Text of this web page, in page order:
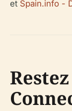
et Spain.info -